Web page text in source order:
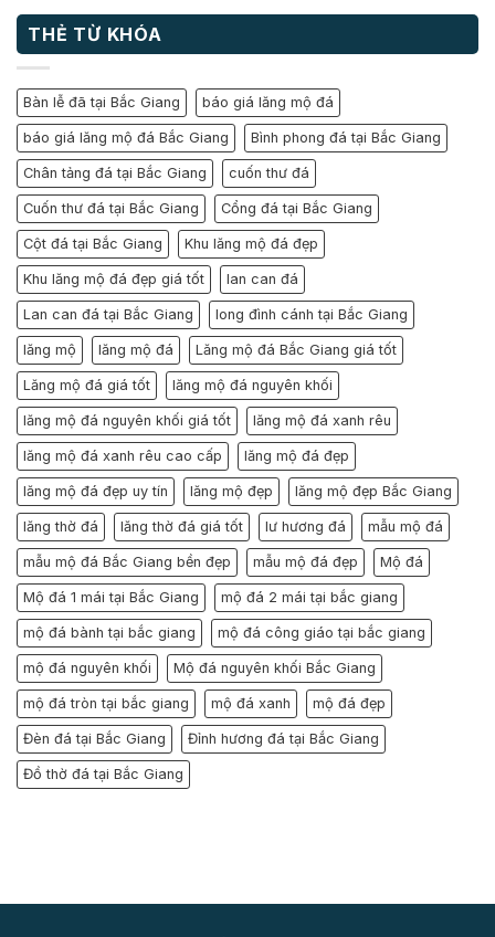
THẺ TỪ KHÓA
Bàn lễ đã tại Bắc Giang báo giá lăng mộ đá
báo giá lăng mộ đá Bắc Giang Bình phong đá tại Bắc Giang
Chân tảng đá tại Bắc Giang cuốn thư đá
Cuốn thư đá tại Bắc Giang Cổng đá tại Bắc Giang
Cột đá tại Bắc Giang Khu lăng mộ đá đẹp
Khu lăng mộ đá đẹp giá tốt lan can đá
Lan can đá tại Bắc Giang long đình cánh tại Bắc Giang
lăng mộ lăng mộ đá Lăng mộ đá Bắc Giang giá tốt
Lăng mộ đá giá tốt lăng mộ đá nguyên khối
lăng mộ đá nguyên khối giá tốt lăng mộ đá xanh rêu
lăng mộ đá xanh rêu cao cấp lăng mộ đá đẹp
lăng mộ đá đẹp uy tín lăng mộ đẹp lăng mộ đẹp Bắc Giang
lăng thờ đá lăng thờ đá giá tốt lư hương đá mẫu mộ đá
mẫu mộ đá Bắc Giang bền đẹp mẫu mộ đá đẹp Mộ đá
Mộ đá 1 mái tại Bắc Giang mộ đá 2 mái tại bắc giang
mộ đá bành tại bắc giang mộ đá công giáo tại bắc giang
mộ đá nguyên khối Mộ đá nguyên khối Bắc Giang
mộ đá tròn tại bắc giang mộ đá xanh mộ đá đẹp
Đèn đá tại Bắc Giang Đỉnh hương đá tại Bắc Giang
Đồ thờ đá tại Bắc Giang